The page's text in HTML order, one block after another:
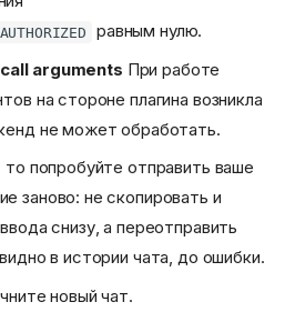
равным нулю.
arguments При работе
на стороне плагина возникла
не может обработать.
попробуйте отправить ваше
заново: не скопировать и
снизу, а переотправить
в истории чата, до ошибки.
новый чат.